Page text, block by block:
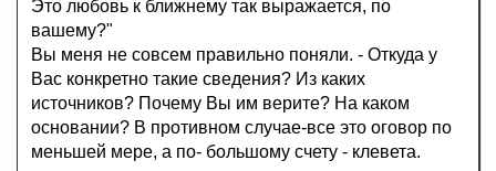
Это любовь к ближнему так выражается, по
вашему?"
Вы меня не совсем правильно поняли. - Откуда у
Вас конкретно такие сведения? Из каких
источников? Почему Вы им верите? На каком
основании? В противном случае-все это оговор по
меньшей мере, а по- большому счету - клевета.